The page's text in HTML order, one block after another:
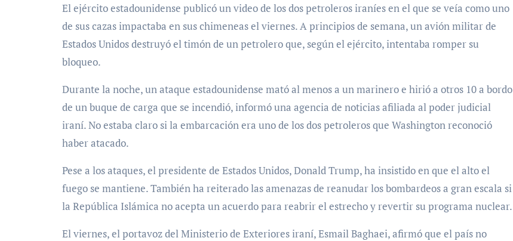
El ejército estadounidense publicó un video de los dos petroleros iraníes en el que se veía como uno
de sus cazas impactaba en sus chimeneas el viernes. A principios de semana, un avión militar de
Estados Unidos destruyó el timón de un petrolero que, según el ejército, intentaba romper su
bloqueo.
Durante la noche, un ataque estadounidense mató al menos a un marinero e hirió a otros 10 a bordo
de un buque de carga que se incendió, informó una agencia de noticias afiliada al poder judicial
iraní. No estaba claro si la embarcación era uno de los dos petroleros que Washington reconoció
haber atacado.
Pese a los ataques, el presidente de Estados Unidos, Donald Trump, ha insistido en que el alto el
fuego se mantiene. También ha reiterado las amenazas de reanudar los bombardeos a gran escala si
la República Islámica no acepta un acuerdo para reabrir el estrecho y revertir su programa nuclear.
El viernes, el portavoz del Ministerio de Exteriores iraní, Esmail Baghaei, afirmó que el país no